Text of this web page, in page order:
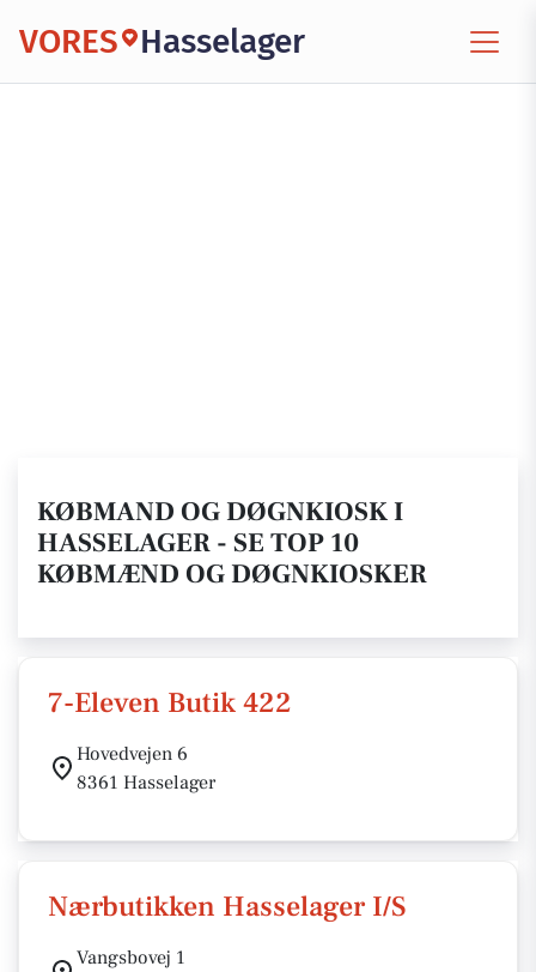
VORES Hasselager
KØBMAND OG DØGNKIOSK I
HASSELAGER - SE TOP 10
KØBMÆND OG DØGNKIOSKER
7-Eleven Butik 422
Hovedvejen 6
8361 Hasselager
Nærbutikken Hasselager I/S
Vangsbovej 1